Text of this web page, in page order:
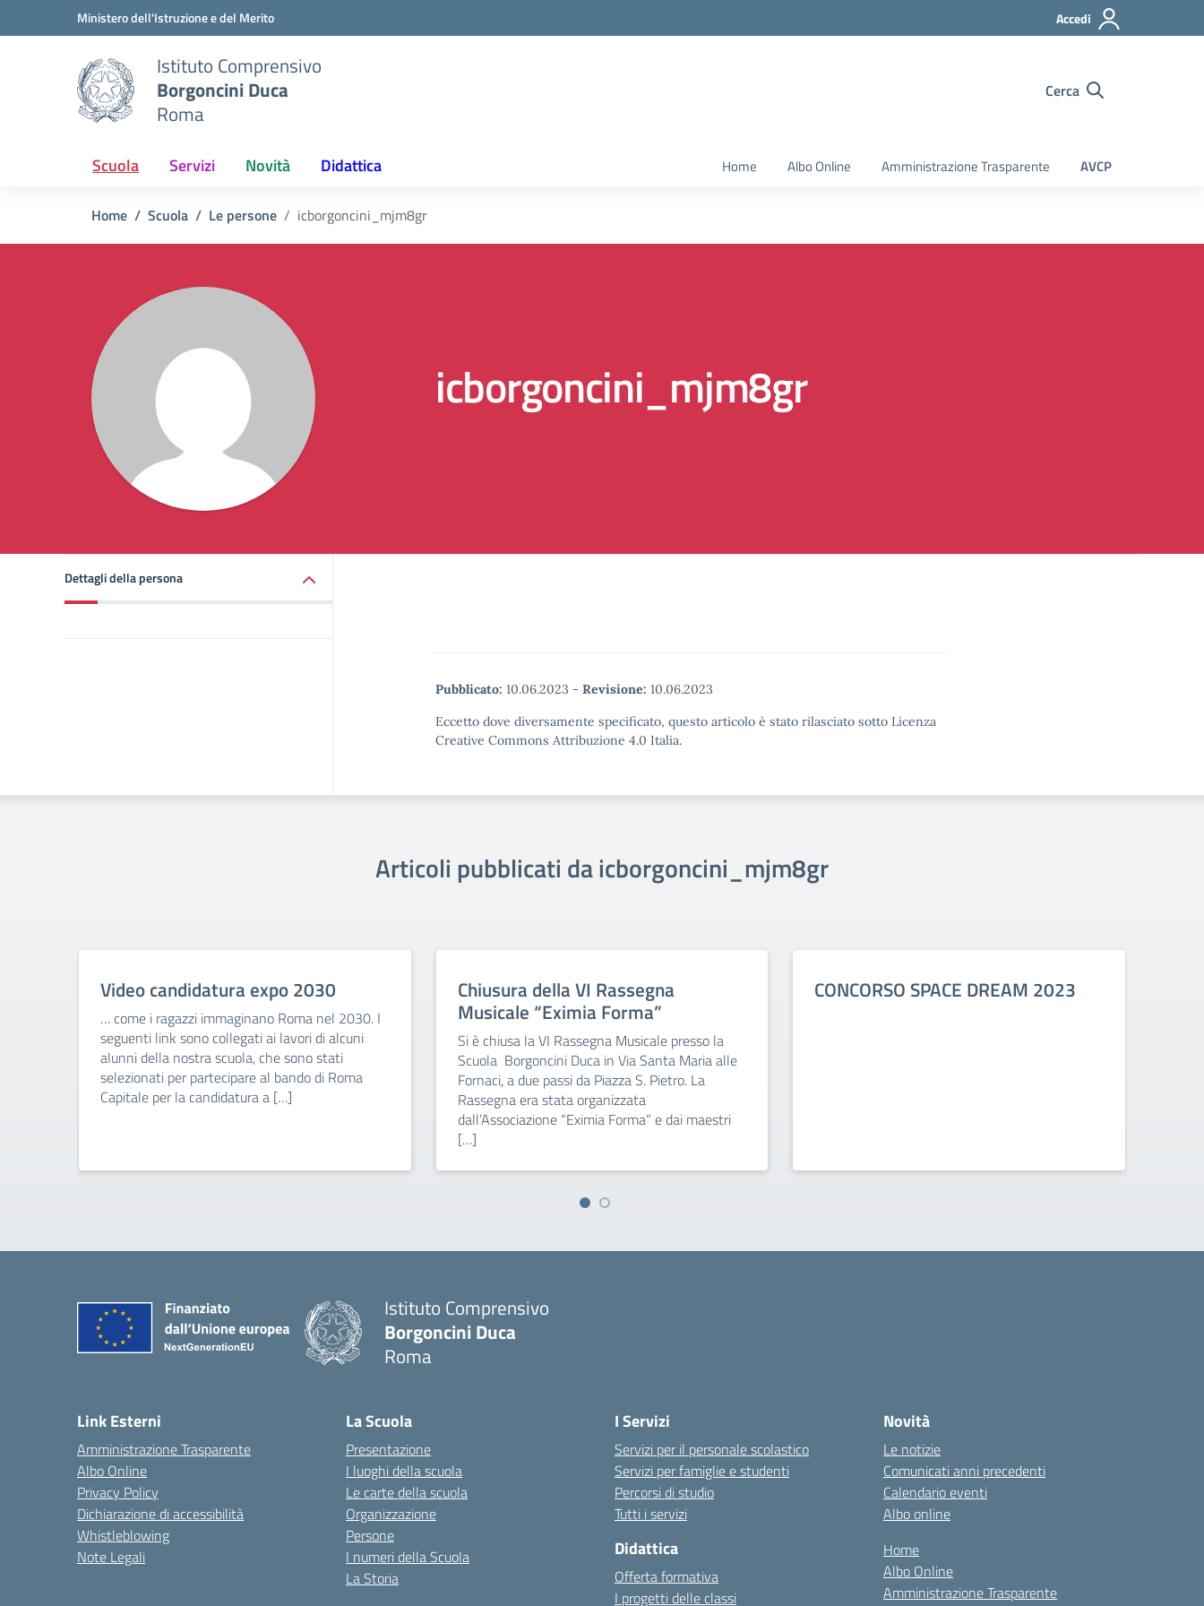
Vai ai contenuti
Vai al menu di navigazioneMinistero dell'Istruzione e del Merito Accedi
Istituto Comprensivo
Borgoncini Duca
Roma
Cerca
Scuola Servizi Novità Didattica Home Albo Online Amministrazione Trasparente AVCP
Home Scuola Le persone icborgoncini_mjm8gr
icborgoncini_mjm8gr
Dettagli della persona
Pubblicato: 10.06.2023 - Revisione: 10.06.2023
Eccetto dove diversamente specificato, questo articolo è stato rilasciato sotto Licenza
Creative Commons Attribuzione 4.0 Italia.
Articoli pubblicati da icborgoncini_mjm8gr
Video candidatura expo 2030
… come i ragazzi immaginano Roma nel 2030. I
seguenti link sono collegati ai lavori di alcuni
alunni della nostra scuola, che sono stati
selezionati per partecipare al bando di Roma
Capitale per la candidatura a […]
Chiusura della VI Rassegna
Musicale “Eximia Forma”
Si è chiusa la VI Rassegna Musicale presso la
Scuola Borgoncini Duca in Via Santa Maria alle
Fornaci, a due passi da Piazza S. Pietro. La
Rassegna era stata organizzata
dall’Associazione “Eximia Forma” e dai maestri
[…]
CONCORSO SPACE DREAM 2023
Istituto Comprensivo
Borgoncini Duca
Roma
Link Esterni
Amministrazione Trasparente
Albo Online
Privacy Policy
Dichiarazione di accessibilità
Whistleblowing
Note Legali
La Scuola
Presentazione
I luoghi della scuola
Le carte della scuola
Organizzazione
Persone
I numeri della Scuola
La Storia
I Servizi
Servizi per il personale scolastico
Servizi per famiglie e studenti
Percorsi di studio
Tutti i servizi
Didattica
Offerta formativa
I progetti delle classi
Novità
Le notizie
Comunicati anni precedenti
Calendario eventi
Albo online
Home
Albo Online
Amministrazione Trasparente